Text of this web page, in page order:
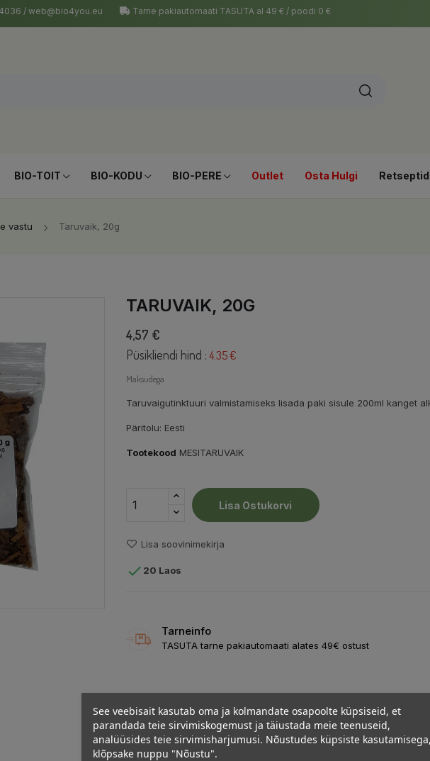
/ web@bio4you.eu Tarne pakiautomaati TASUTA al 49 € / poodi 0 €
BIO-TOIT BIO-KODU BIO-PERE Outlet Osta Hulgi Retseptid
vastu Taruvaik, 20g
TARUVAIK, 20G
4,57 €
Püsikliendi hind : 4.35 €
Maksudega
Taruvaigutinktuuri valmistamiseks lisada paki sisule 200ml kanget
Päritolu: Eesti
Tootekood MESITARUVAIK
Lisa Ostukorvi
Lisa soovinimekirja
 20 Laos
Tarneinfo
TASUTA tarne pakiautomaati alates 49€ ostust
See veebisait kasutab oma ja kolmandate osapoolte küpsiseid, et
parandada teie sirvimiskogemust ja täiustada meie teenuseid,
analüüsides teie sirvimisharjumusi. Nõustudes küpsiste kasutamisega,
klõpsake nuppu "Nõustu".